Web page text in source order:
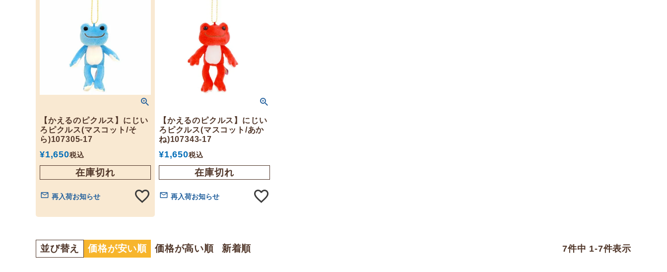
【かえるのピクルス】にじい
ろピクルス(マスコット/そ
ら)107305-17
¥1,650税込
在庫切れ
再入荷お知らせ
【かえるのピクルス】にじい
ろピクルス(マスコット/あか
ね)107343-17
¥1,650税込
在庫切れ
再入荷お知らせ
並び替え 価格が安い順 価格が高い順 新着順 7件中 1-7件表示